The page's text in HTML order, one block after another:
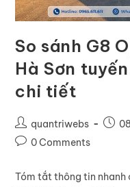
So sánh G8
Hà Sơn
chi tiết
quantriwebs
0 Comments
Tóm tắt thông tin nhanh